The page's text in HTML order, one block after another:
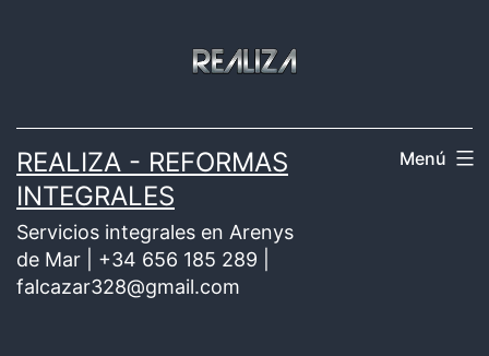
REALIZA - REFORMAS
INTEGRALES
Servicios integrales en Arenys
de Mar | +34 656 185 289 |
falcazar328@gmail.com
Menú